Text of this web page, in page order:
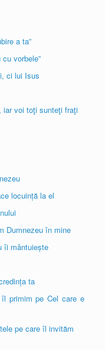
a ta”
vorbele”
ci lui Isus
iar voi toţi sunteţi fraţi
locuință la el
Dumnezeu în mine
îi mântuiește
ta
primim pe Cel care e
pe care îl invităm